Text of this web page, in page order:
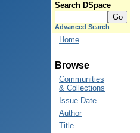
Search DSpace
Advanced Search
Home
Browse
Communities
& Collections
Issue Date
Author
Title